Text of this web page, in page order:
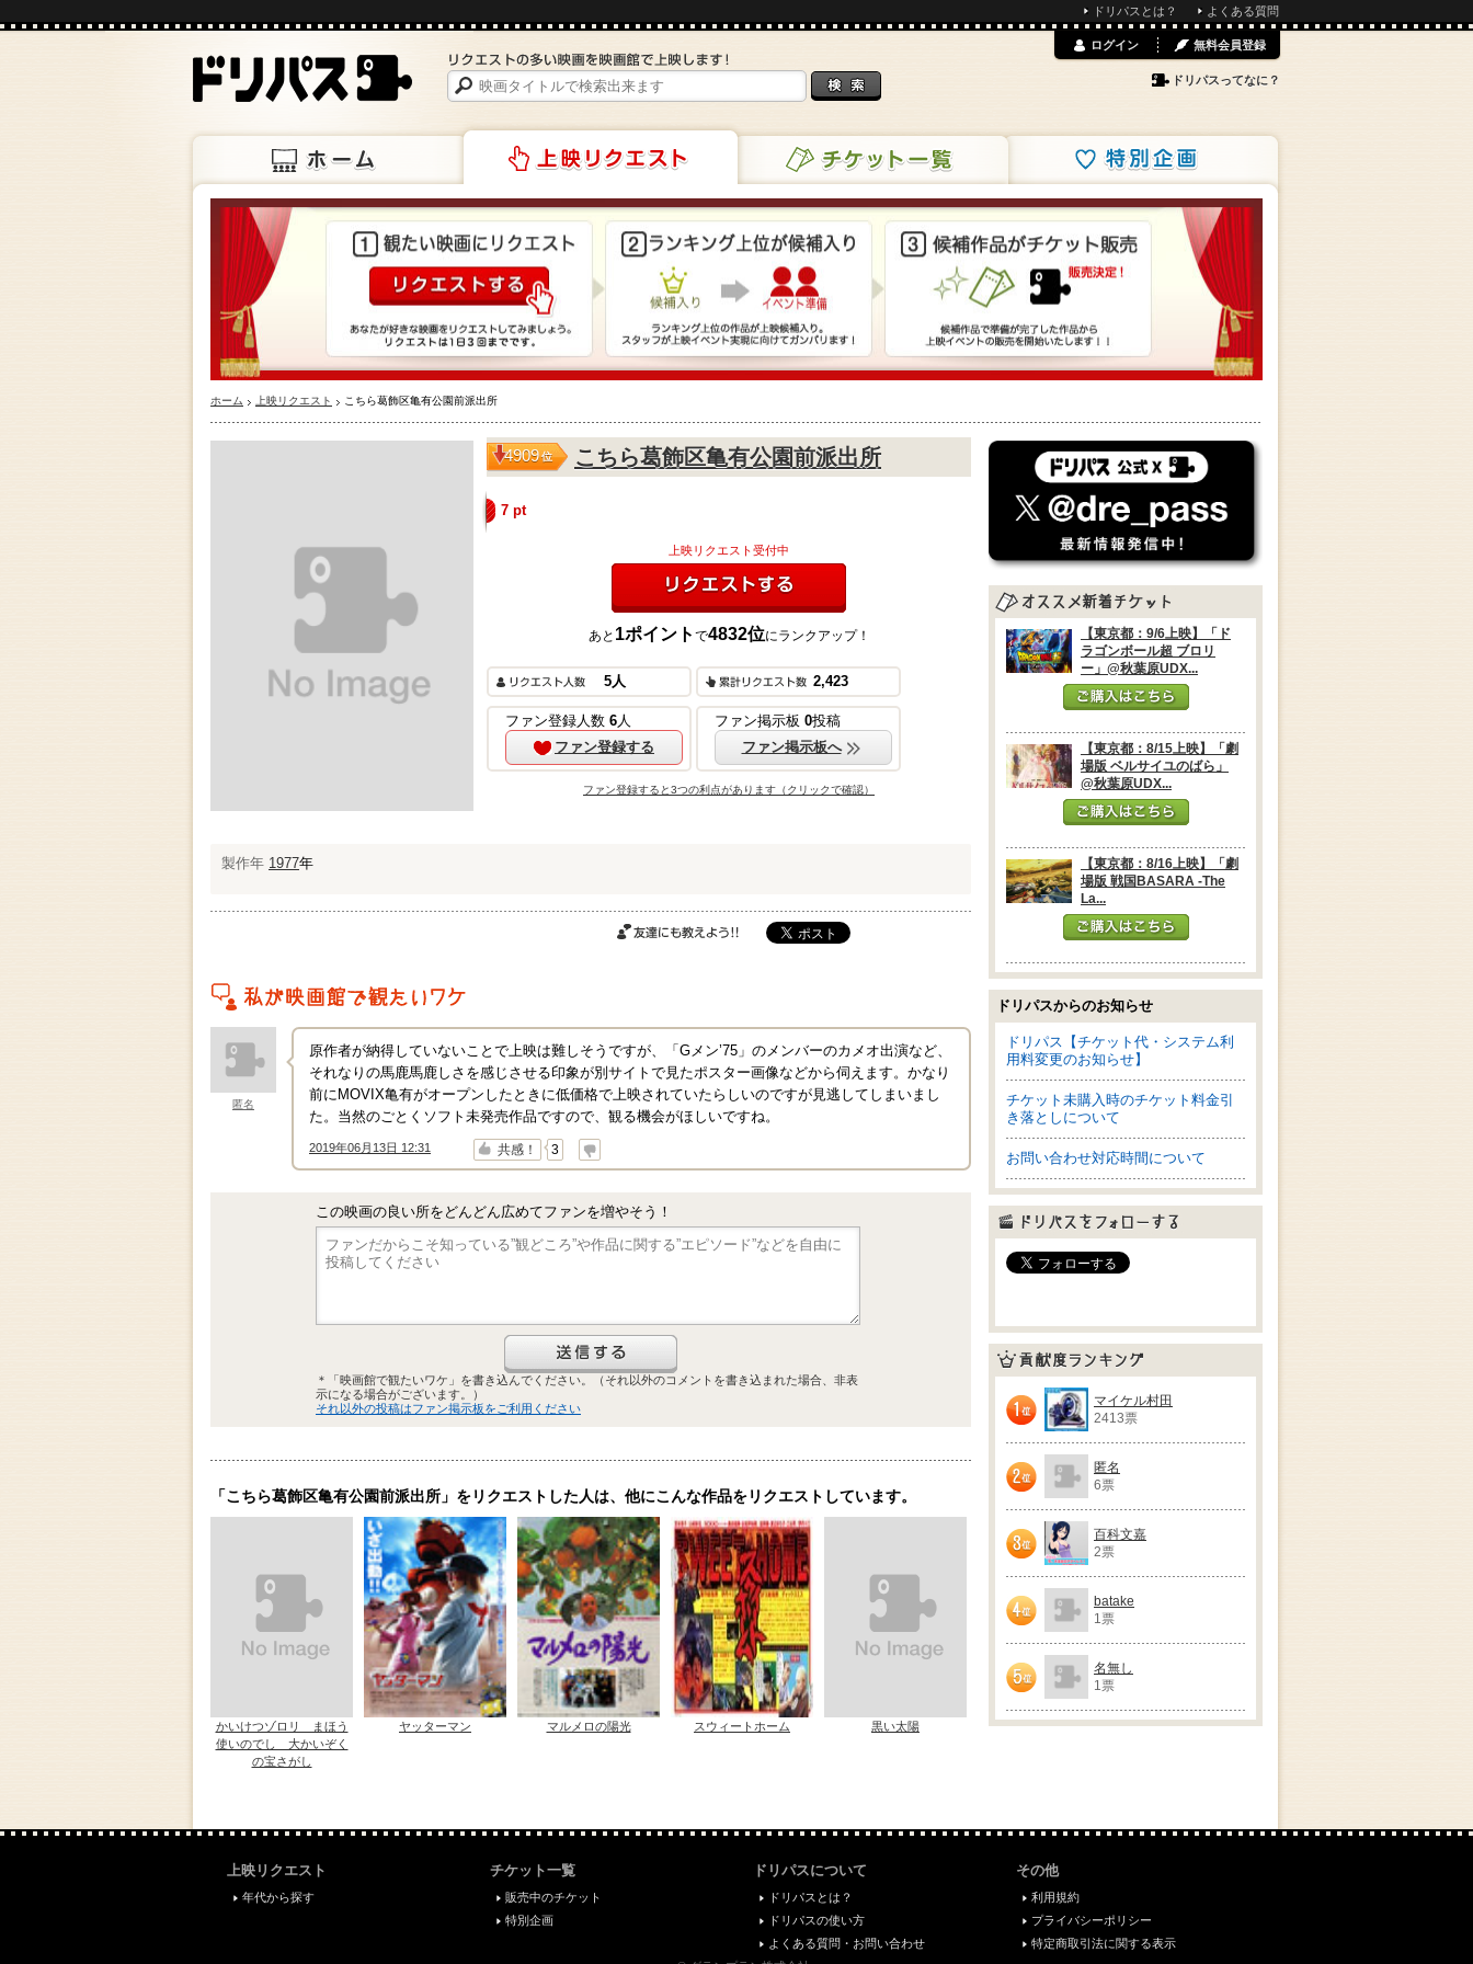
ドリパスとは？ よくある質問
チケット一覧 特別企画
ログイン 無料会員登録
ドリパスってなに？
ホーム 上映リクエスト こちら葛飾区亀有公園前派出所
4909位 こちら葛飾区亀有公園前派出所
7 pt
上映リクエスト受付中
リクエストする
あと 1ポイント で4832位にランクアップ！
5人 2,423
ファン登録人数 6人
ファン登録する
ファン掲示板 0投稿
ファン掲示板へ
ファン登録すると3つの利点があります（クリックで確認）
製作年 1977年
私がこの作品を映画館で観たいワケ
匿名
原作者が納得していないことで上映は難しそうですが、「Gメン’75」のメンバーのカメオ出演など、
それなりの馬鹿馬鹿しさを感じさせる印象が別サイトで見たポスター画像などから伺えます。かなり
前にMOVIX亀有がオープンしたときに低価格で上映されていたらしいのですが見逃してしまいまし
た。当然のごとくソフト未発売作品ですので、観る機会がほしいですね。
2019年06月13日 12:31
↑ 共感！ 3
↓
この映画の良い所をどんどん広めてファンを増やそう！
＊「映画館で観たいワケ」を書き込んでください。（それ以外のコメントを書き込まれた場合、非表
示になる場合がございます。）
それ以外の投稿はファン掲示板をご利用ください
「こちら葛飾区亀有公園前派出所」をリクエストした人は、他にこんな作品をリクエストしています。
かいけつゾロリ まほう
使いのでし 大かいぞく
の宝さがし
ヤッターマン マルメロの陽光 スウィートホーム 黒い太陽
【東京都：9/6上映】「ド
ラゴンボール超 ブロリ
ー」@秋葉原UDX...
ご購入はこちら
【東京都：8/15上映】「劇
場版 ベルサイユのばら」
@秋葉原UDX...
【東京都：8/16上映】「劇
場版 戦国BASARA -The
La...
ご購入はこちら
ドリパスからのお知らせ
ドリパス【チケット代・システム利
用料変更のお知らせ】
チケット未購入時のチケット料金引
き落としについて
お問い合わせ対応時間について
ドリパスをフォローする
貢献度ランキングマイケル村田
2413票
匿名
6票
百科文嘉
2票
batake
1票
名無し
1票
上映リクエスト
年代から探す
チケット一覧
販売中のチケット
特別企画
ドリパスについて
ドリパスとは？
ドリパスの使い方
よくある質問・お問い合わせ
その他
利用規約
プライバシーポリシー
特定商取引法に関する表示